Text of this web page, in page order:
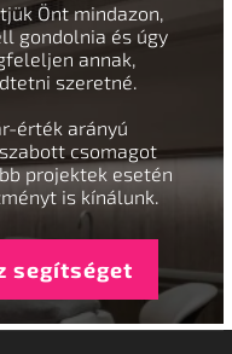
Önt mindazon,
gondolnia és úgy
annak,
szeretné.
érték arányú
csomagot
projektek esetén
is kínálunk.
segítséget